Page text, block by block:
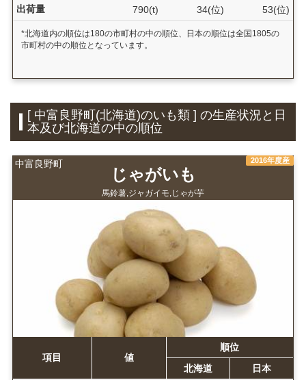
出荷量
790(t) 34(位) 53(位)
*北海道内の順位は180の市町村の中の順位、日本の順位は全国1805の
市町村の中の順位となっています。
[ 中富良野町(北海道)のいも類 ] の生産状況と日
本及び北海道の中の順位
中富良野町 2016年度産
じゃがいも
馬鈴薯,ジャガイモ,じゃが芋
項目 値
順位
北海道
日本